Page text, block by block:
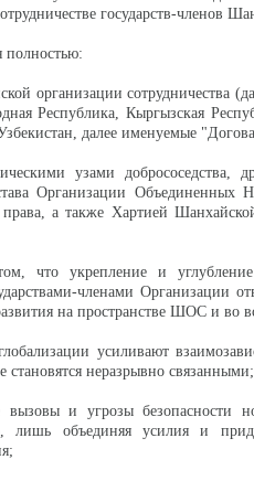
государств-членов
полностью:
организации сотрудничества
Республика, Кыргызская
далее именуемые
узами добрососедства,
Организации Объединенных
а также Хартией
что укрепление и
членами Организации
на пространстве ШОС и во
усиливают
становятся неразрывно связанными;
вызовы и угрозы безопасности
лишь объединяя усилия и